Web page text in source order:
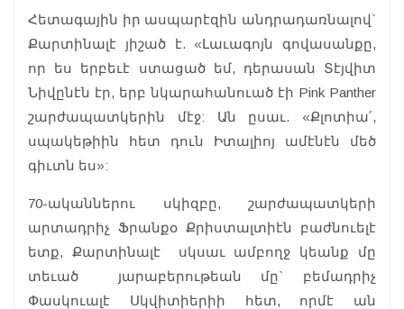
Հետագային իր ասպարէզին անդրադառնալով`
Քարտինալէ յիշած է. «Լաւագոյն գովասանքը,
որ ես երբեւէ ստացած եմ, դերասան Տէյվիտ
Նիվընէն էր, երբ նկարահանուած էի Pink Panther
շարժապատկերին մէջ: Ան ըսաւ. «Քլոտիա՛,
սպակեթիին հետ դուն Իտալիոյ ամէնէն մեծ
գիւտն ես»:
70-ականներու սկիզբը, շարժապատկերի
արտադրիչ Ֆրանքօ Քրիստալտիէն բաժնուելէ
ետք, Քարտինալէ սկսաւ ամբողջ կեանք մը
տեւած յարաբերութեան մը` բեմադրիչ
Փասկուալէ Սկվիտիերիի հետ, որմէ ան